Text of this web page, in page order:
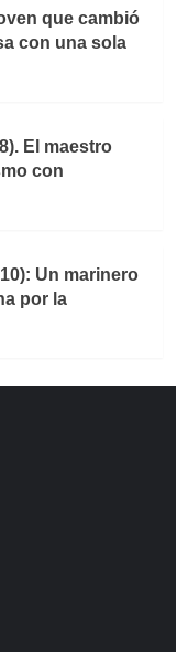
que cambió
con una sola
El maestro
con
Un marinero
por la